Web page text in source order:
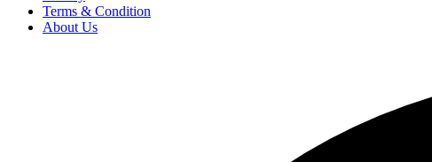
Terms & Condition
About Us